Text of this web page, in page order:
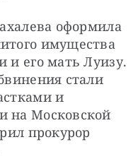
оформила
имущества
и его мать Луизу.
стали
и
на Московской
прокурор